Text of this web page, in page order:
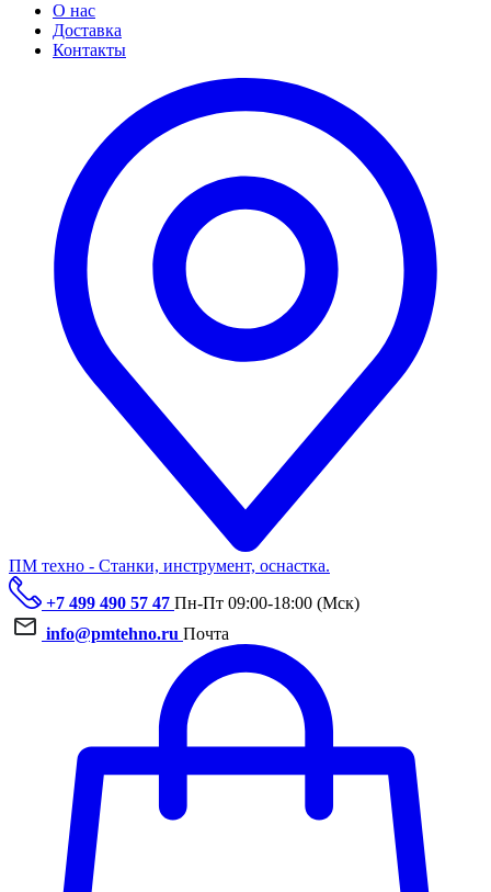
О нас
Доставка
Контакты
ПМ техно - Станки, инструмент, оснастка.
+7 499 490 57 47 Пн-Пт 09:00-18:00 (Мск)
info@pmtehno.ru Почта